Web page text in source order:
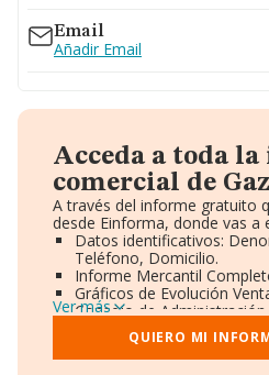
Email
Añadir Email
Acceda a toda
comercial de
A través del informe gratuito
desde Einforma, donde vas a
Datos identificativos:
Teléfono, Domicilio.
Informe Mercantil
Gráficos de Evolución
Consejo de
Directivos y Ejecutivos.
Accionistas.
Participaciones y
Ver más
QUIERO MI